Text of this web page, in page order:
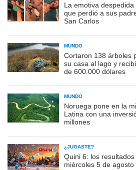
La emotiva
que perdió a sus
San Carlos
MUNDO
Cortaron 138 árboles
su casa al lago y
de 600.000 dólares
MUNDO
Noruega pone en la
Latina con una
millones
¿JUGASTE?
Quini 6: los
miércoles 5 de agosto